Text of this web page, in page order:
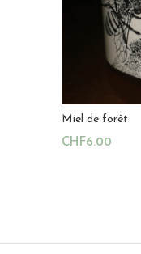
Miel de forêt
CHF6.00
sur